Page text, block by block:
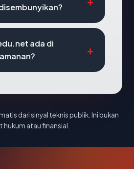
ada di
dari sinyal teknis publik. Ini bukan
hukum atau finansial.